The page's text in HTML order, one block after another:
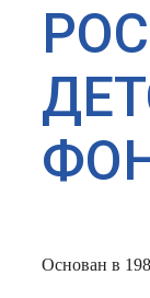
Основан в